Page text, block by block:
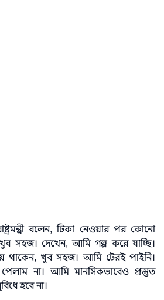
বলেন, টিকা নেওয়ার পর কোনো
সহজ। দেখেন, আমি গল্প করে যাচ্ছি।
থাকেন, খুব সহজ। আমি টেরই পাইনি।
না। আমি মানসিকভাবেও প্রস্তুত
হবে না।